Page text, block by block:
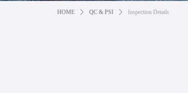
HOME ꄲ QC & PSI ꄲ Inspection Details